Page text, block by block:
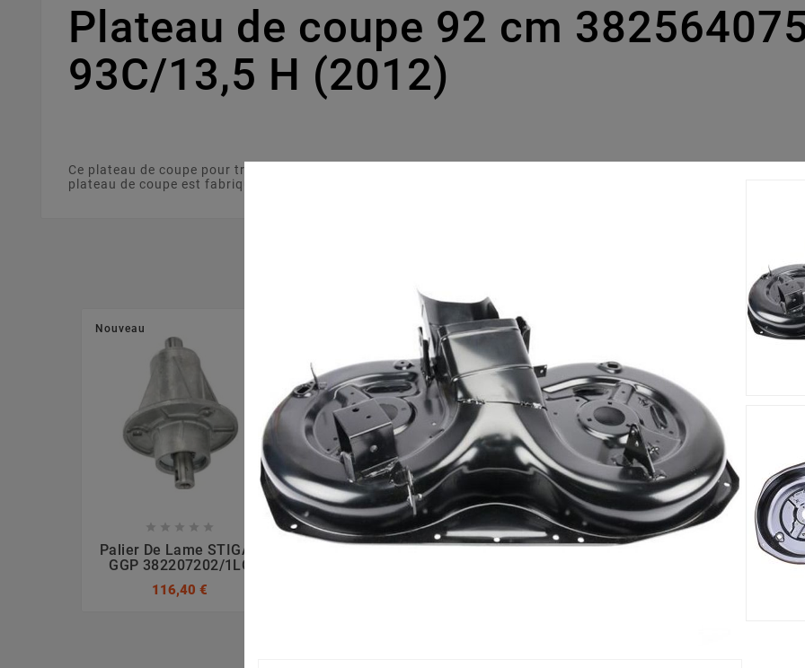
Plateau de coupe 92 cm
93C/13,5 H (2012)
Ce plateau de coupe pour tracteur tondeuse de 92 cm s'adapte sur le tracteur tondeuse OM 93C/13,5 H
plateau de coupe est fabriqué à partir d'un matériau solide et résistant.
Nouveau
    
Palier De Lame STIGA -
GGP 382207202/1LC
116,40 €
 
Palier De Lame STIGA -
Nouveau
 
Courroie STIGA - GGP
Nouveau

Lame
92 Ailette